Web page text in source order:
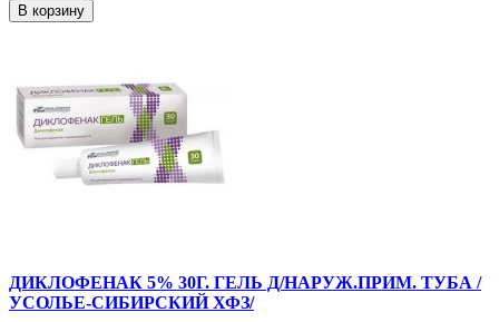
В корзину
ДИКЛОФЕНАК 5% 30Г. ГЕЛЬ Д/НАРУЖ.ПРИМ. ТУБА /
УСОЛЬЕ-СИБИРСКИЙ ХФЗ/